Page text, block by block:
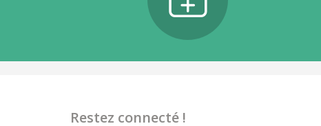
Restez connecté !